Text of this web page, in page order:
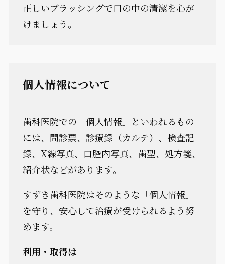
正しいブラッシングで口の中の清潔を心が
けましょう。
個人情報について
歯科医院での「個人情報」といわれるもの
には、問診票、診療録（カルテ）、検査記
録、X線写真、口腔内写真、歯型、処方箋、
紹介状などがあります。
すずき歯科医院はそのような「個人情報」
を守り、安心して治療が受けられるよう努
めます。
利用・取得は